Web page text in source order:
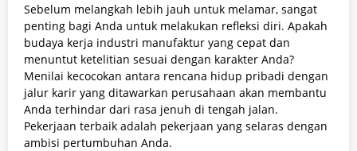
Sebelum melangkah lebih jauh untuk melamar, sangat
penting bagi Anda untuk melakukan refleksi diri. Apakah
budaya kerja industri manufaktur yang cepat dan
menuntut ketelitian sesuai dengan karakter Anda?
Menilai kecocokan antara rencana hidup pribadi dengan
jalur karir yang ditawarkan perusahaan akan membantu
Anda terhindar dari rasa jenuh di tengah jalan.
Pekerjaan terbaik adalah pekerjaan yang selaras dengan
ambisi pertumbuhan Anda.